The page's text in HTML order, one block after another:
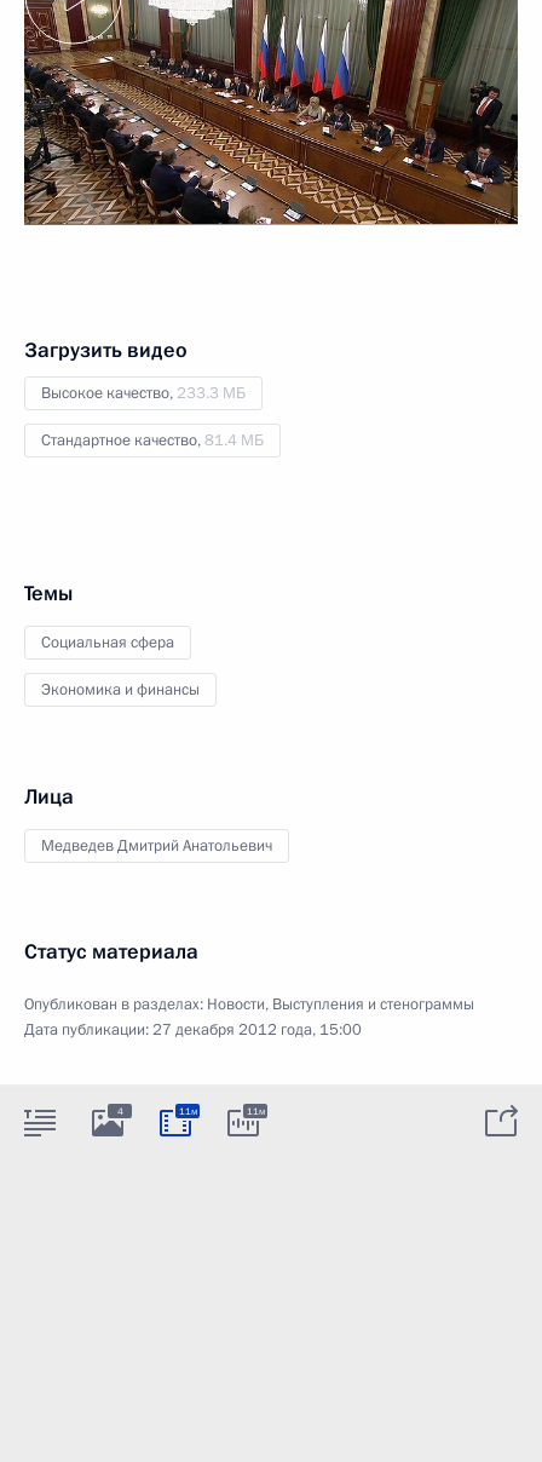
Загрузить видео
Высокое качество, 233.3 МБ
Стандартное качество,81.4 МБ
Темы
Социальная сфера
Экономика и финансы
Лица
Медведев Дмитрий Анатольевич
Статус материала
Опубликован в разделах: Новости, Выступления и стенограммы
Дата публикации:27 декабря 2012 года, 15:00
4 11м 11м